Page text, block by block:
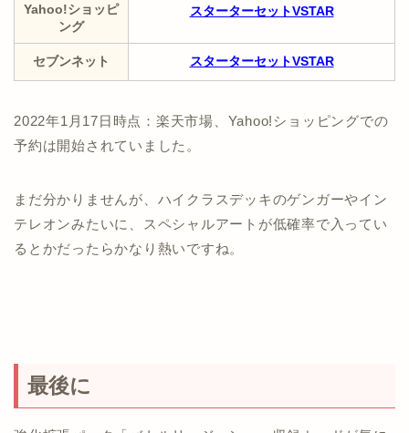
Yahoo!ショッピ
ング
スターターセットVSTAR
セブンネット スターターセットVSTAR
2022年1月17日時点：楽天市場、Yahoo!ショッピングでの
予約は開始されていました。
まだ分かりませんが、ハイクラスデッキのゲンガーやイン
テレオンみたいに、スペシャルアートが低確率で入ってい
るとかだったらかなり熱いですね。
最後に